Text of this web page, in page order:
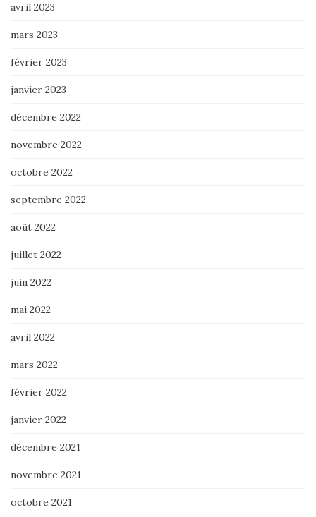
avril 2023
mars 2023
février 2023
janvier 2023
décembre 2022
novembre 2022
octobre 2022
septembre 2022
août 2022
juillet 2022
juin 2022
mai 2022
avril 2022
mars 2022
février 2022
janvier 2022
décembre 2021
novembre 2021
octobre 2021